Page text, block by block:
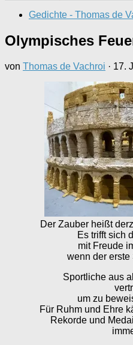
Gedichte - Thomas de
Olympisches
von Thomas de Vachroi · 17.
Der Zauber heißt
Es trifft sich
mit Freude
wenn der erste
Sportliche aus
um zu
Für Ruhm und Ehre
Rekorde und